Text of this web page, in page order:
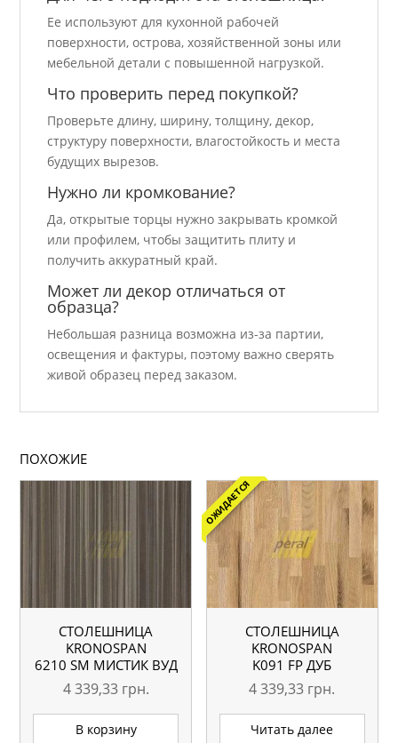
Ее используют для кухонной рабочей
поверхности, острова, хозяйственной зоны или
мебельной детали с повышенной нагрузкой.
Что проверить перед покупкой?
Проверьте длину, ширину, толщину, декор,
структуру поверхности, влагостойкость и места
будущих вырезов.
Нужно ли кромкование?
Да, открытые торцы нужно закрывать кромкой
или профилем, чтобы защитить плиту и
получить аккуратный край.
Может ли декор отличаться от
образца?
Небольшая разница возможна из-за партии,
освещения и фактуры, поэтому важно сверять
живой образец перед заказом.
ПОХОЖИЕ
СТОЛЕШНИЦА
KRONOSPAN
6210 SМ МИСТИК ВУД
4100X600X38 ММ
4 339,33 грн.
В корзину
ОЖИДАЕТСЯ
СТОЛЕШНИЦА
KRONOSPAN
K091 FP ДУБ
ПОРТЕРХАУС
СВЕТЛЫЙ
4100X600X38 ММ
4 339,33 грн.
Читать далее